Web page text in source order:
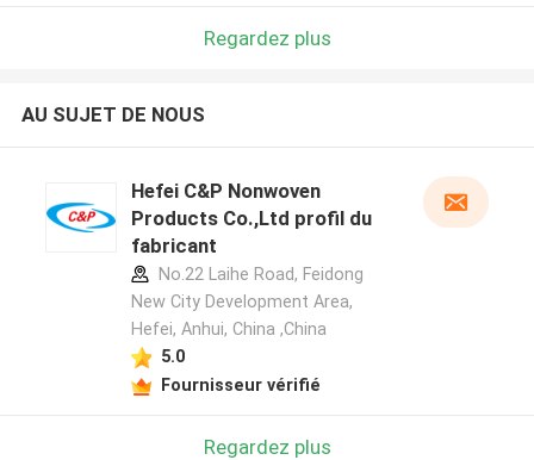
Regardez plus
AU SUJET DE NOUS
Hefei C&P Nonwoven
Products Co.,Ltd profil du
fabricant
No.22 Laihe Road, Feidong
New City Development Area,
Hefei, Anhui, China ,China
5.0
Fournisseur vérifié
Regardez plus